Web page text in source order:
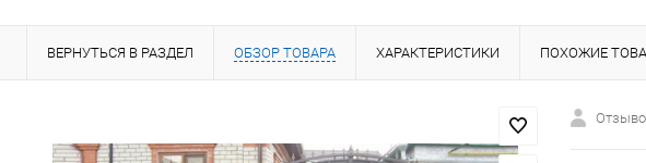
ВЕРНУТЬСЯ В РАЗДЕЛ ОБЗОР ТОВАРА ХАРАКТЕРИСТИКИ ПОХОЖИЕ